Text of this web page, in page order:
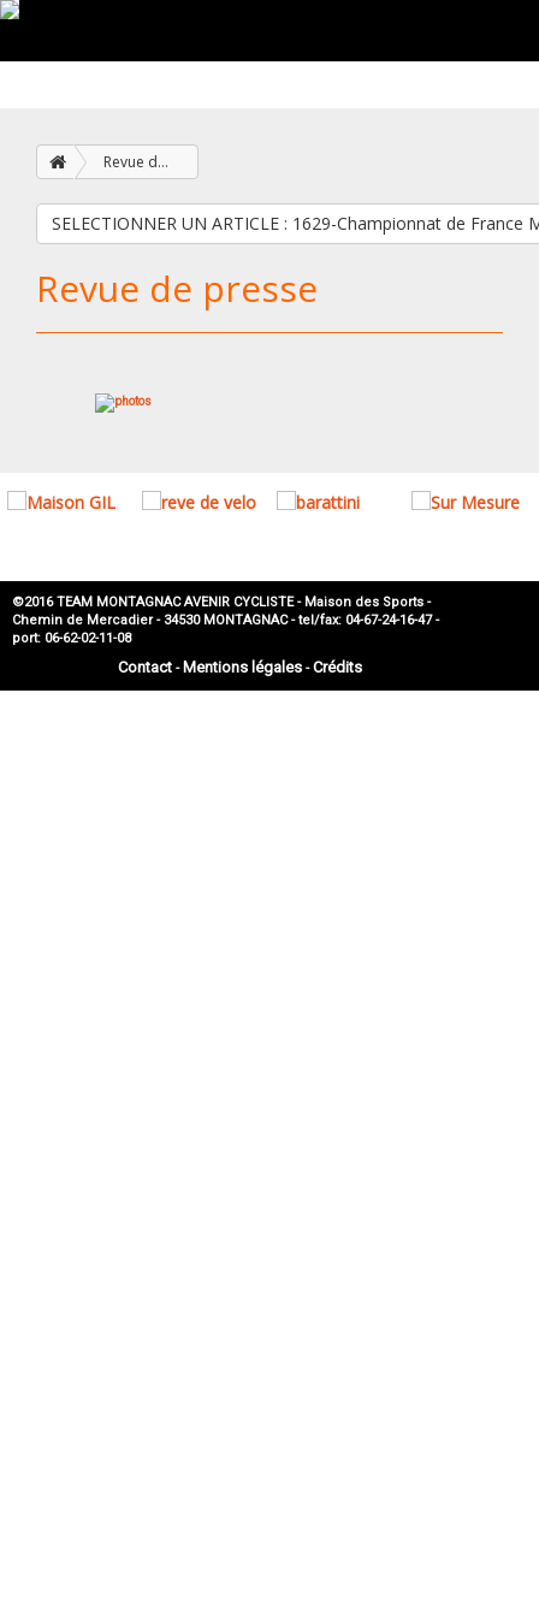
Revue de presse
Revue de presse
©2016 TEAM MONTAGNAC AVENIR CYCLISTE - Maison des Sports -
Chemin de Mercadier - 34530 MONTAGNAC - tel/fax: 04-67-24-16-47 -
port: 06-62-02-11-08
Contact- Mentions légales-Crédits